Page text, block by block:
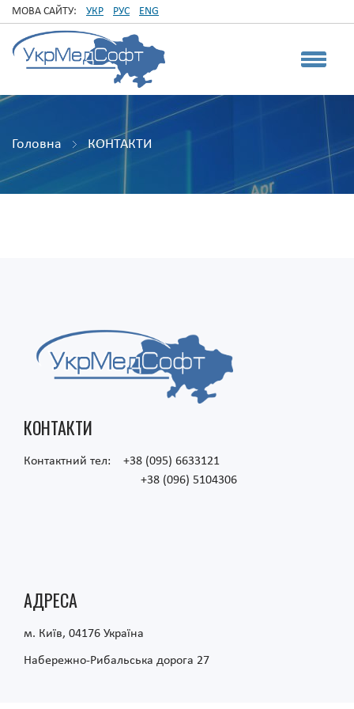
МОВА САЙТУ: УКР РУС ENG
Головна КОНТАКТИ
КОНТАКТИ
Контактний тел: +38 (095) 6633121
+38 (096) 5104306
АДРЕСА
м. Київ, 04176 Україна
Набережно-Рибальська дорога 27